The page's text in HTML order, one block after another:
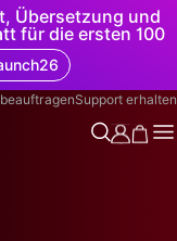
Übersetzung und
für die ersten 100
Support erhalten